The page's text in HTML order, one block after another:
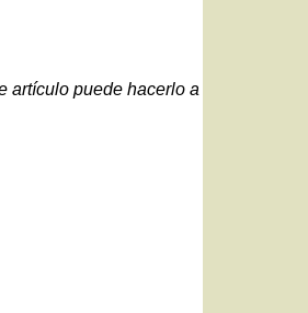
artículo puede hacerlo a